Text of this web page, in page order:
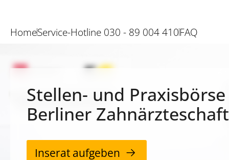
HomeService-Hotline 030 - 89 004 410FAQ
Stellen- und
Berliner Zahnärzteschaft
Inserat aufgeben